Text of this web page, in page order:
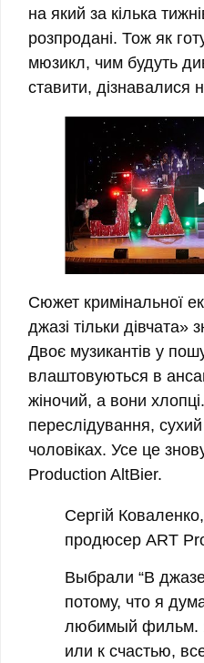
на який за кілька
розпродані. Тож як
мюзикл, чим будуть
ставити, дізнавалися
Сюжет кримінальної
джазі тільки дівчата»
Двоє музикантів у
влаштовуються в
жіночий, а вони
переслідування, сухий
чоловіках. Усе це
Production AltBier.
Сергій
продюсер ART
Выбрали “В
потому, что я
любимый фильм.
или к счастью,